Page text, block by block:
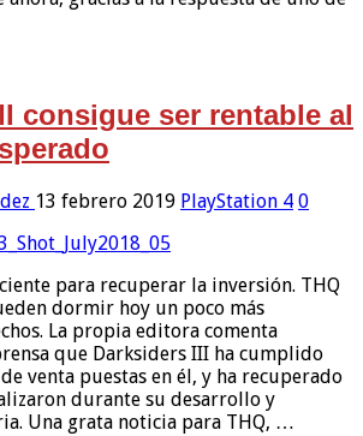
consigue ser rentable al
13 febrero 2019 PlayStation 4 0
para recuperar la inversión. THQ
dormir hoy un poco más
La propia editora comenta
que Darksiders III ha cumplido
venta puestas en él, y ha recuperado
durante su desarrollo y
Una grata noticia para THQ, …